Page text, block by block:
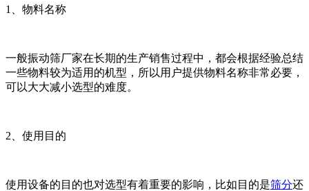
1、物料名称
一般振动筛厂家在长期的生产销售过程中，都会根据经验总结
一些物料较为适用的机型，所以用户提供物料名称非常必要，
可以大大减小选型的难度。
2、使用目的
使用设备的目的也对选型有着重要的影响，比如目的是筛分还